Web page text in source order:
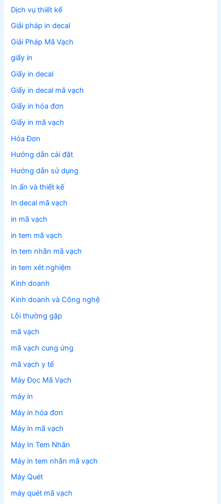
Dịch vụ thiết kế
Giải pháp in decal
Giải Pháp Mã Vạch
giấy in
Giấy in decal
Giấy in decal mã vạch
Giấy in hóa đơn
Giấy in mã vạch
Hóa Đơn
Hướng dẫn cài đặt
Hướng dẫn sử dụng
In ấn và thiết kế
In decal mã vạch
in mã vạch
in tem mã vạch
In tem nhãn mã vạch
in tem xét nghiệm
Kinh doanh
Kinh doanh và Công nghệ
Lỗi thường gặp
mã vạch
mã vạch cung ứng
mã vạch y tế
Máy Đọc Mã Vạch
máy in
Máy in hóa đơn
Máy in mã vạch
Máy In Tem Nhãn
Máy in tem nhãn mã vạch
Máy Quét
máy quét mã vạch